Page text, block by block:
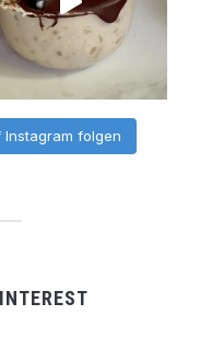
Instagram folgen